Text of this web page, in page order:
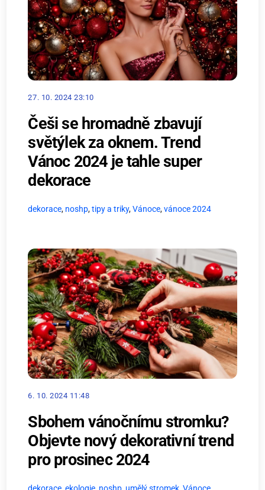
27. 10. 2024 23:10
Češi se hromadně zbavují
světýlek za oknem. Trend
Vánoc 2024 je tahle super
dekorace
dekorace, noshp,tipy a triky,Vánoce,vánoce 2024
6. 10. 2024 11:48
Sbohem vánočnímu stromku?
Objevte nový dekorativní trend
pro prosinec 2024